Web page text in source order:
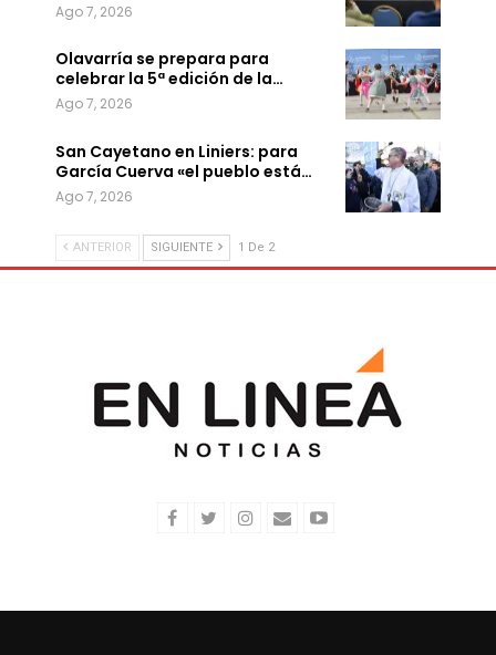
Ago 7, 2026
Olavarría se prepara para
celebrar la 5ª edición de la…
Ago 7, 2026
San Cayetano en Liniers: para
García Cuerva «el pueblo está…
Ago 7, 2026
ANTERIOR SIGUIENTE 1 De 2